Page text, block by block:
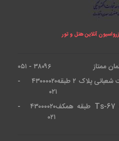
آنلاین هتل و تور
۳۸۰۹۶ - ۰۵۱
تهران - خیابان قیطریه بن بست شعبانی پلاک ۲ طبقه
۴۳۰۰۰۰۲۰ -
۰۲۱
کیش - فاز 7 صدف - پلاک Ts-67 طبقه همکف
۴۳۰۰۰۰۲۰ -
۰۲۱